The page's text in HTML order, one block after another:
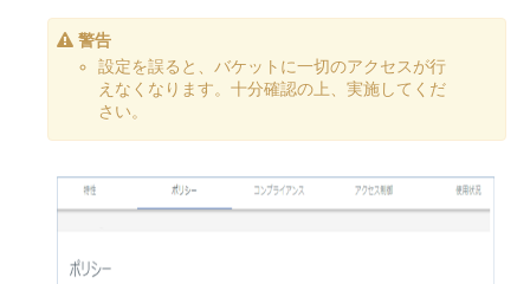
警告
設定を誤ると、バケットに一切のアクセスが行
えなくなります。十分確認の上、実施してくだ
さい。